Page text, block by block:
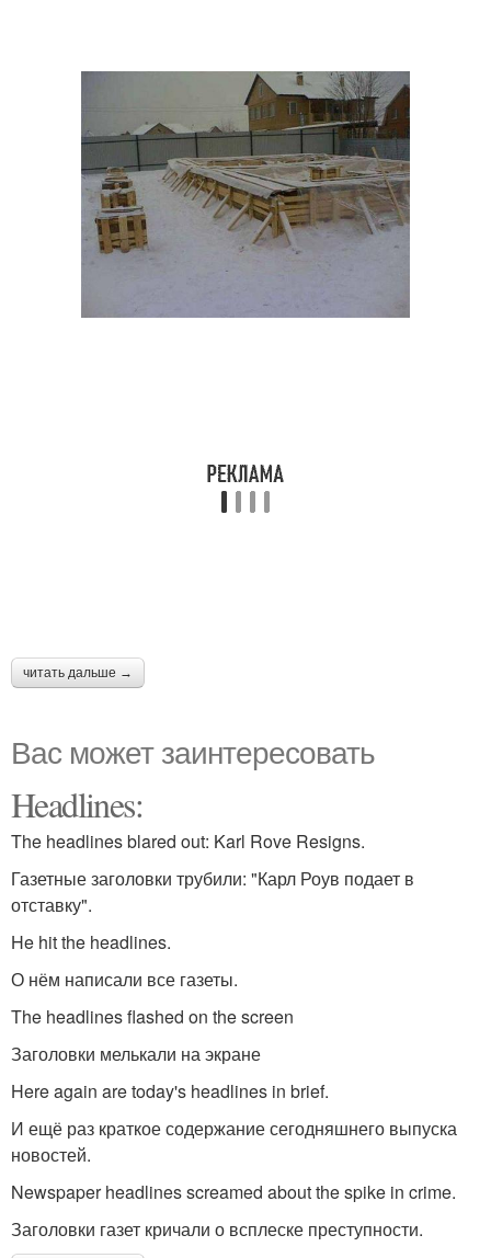
читать дальше →
Вас может заинтересовать
Headlines:
The headlines blared out: Karl Rove Resigns.
Газетные заголовки трубили: "Карл Роув подает в
отставку".
He hit the headlines.
О нём написали все газеты.
The headlines flashed on the screen
Заголовки мелькали на экране
Here again are today's headlines in brief.
И ещё раз краткое содержание сегодняшнего выпуска
новостей.
Newspaper headlines screamed about the spike in crime.
Заголовки газет кричали о всплеске преступности.